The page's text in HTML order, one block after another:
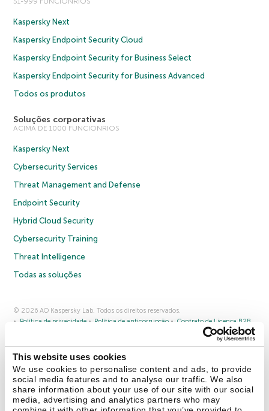
This website uses cookies
We use cookies to personalise content and ads, to provide
social media features and to analyse our traffic. We also
share information about your use of our site with our social
media, advertising and analytics partners who may
Kaspersky Next
Kaspersky Endpoint Security Cloud
Kaspersky Endpoint Security for Business Select
Kaspersky Endpoint Security for Business Advanced
Todos os produtos
Soluções corporativas
ACIMA DE 1000 FUNCIONRIOS
Kaspersky Next
Cybersecurity Services
Threat Management and Defense
Endpoint Security
Hybrid Cloud Security
Cybersecurity Training
Threat Intelligence
Todas as soluções
© 2026 AO Kaspersky Lab. Todos os direitos reservados.
Política de privacidade
Política de anticorrupção
Contrato de Licença B2B
Cookies
Fale conosco Sobre a Kaspersky Parceiros
Comunicado à imprensa
Securelist Eugene Personal Blog